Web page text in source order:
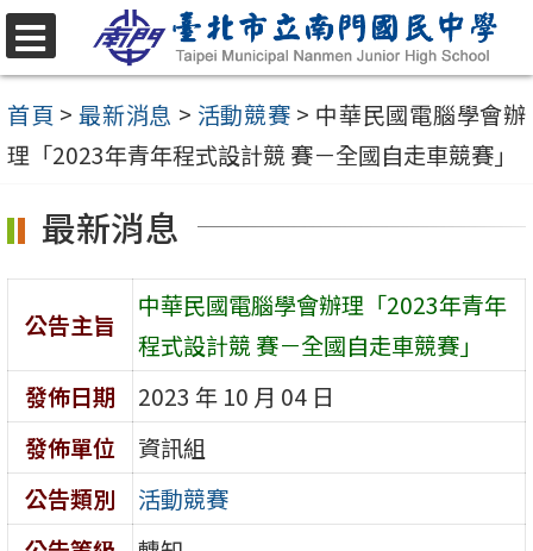
跳
至
主
要
容
選
單
首頁 > 最新消息 > 活動競賽 > 中華民國電腦學會辦
理「2023年青年程式設計競 賽－全國自走車競賽」
最新消息
公告主旨
中華民國電腦學會辦理「2023年青年
程式設計競 賽－全國自走車競賽」
發佈日期
2023 年 10 月 04 日
發佈單位
資訊組
公告類別
活動競賽